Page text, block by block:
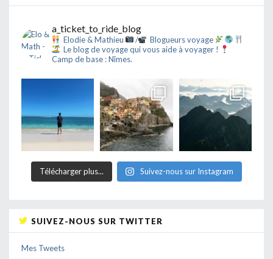
a_ticket_to_ride_blog
Elodie & Mathieu /
Blogueurs voyage
Le blog de voyage qui vous aide à voyager !
Camp de base : Nîmes.
Télécharger plus... Suivez-nous sur Instagram
SUIVEZ-NOUS SUR TWITTER
Mes Tweets